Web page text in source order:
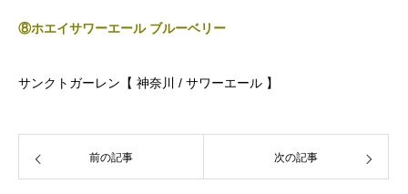
⑧ホエイサワーエール ブルーベリー
サンクトガーレン【 神奈川 / サワーエール 】
前の記事 次の記事